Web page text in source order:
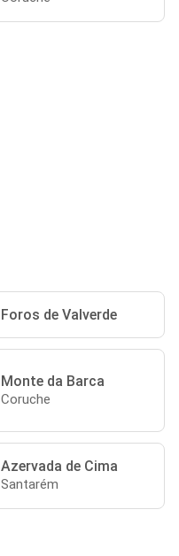
Foros de Valverde
Monte da Barca
Coruche
Azervada de Cima
Santarém